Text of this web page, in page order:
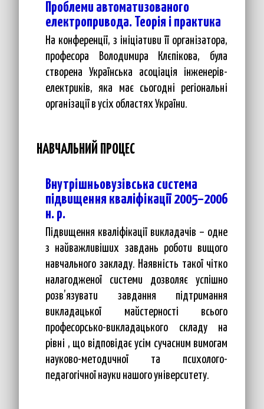
Проблеми автоматизованого
електропривода. Теорія і практика
На конференції, з ініціативи її організатора,
професора Володимира Клєпікова, була
створена Українська асоціація інженерів-
електриків, яка має сьогодні регіональні
організації в усіх областях України.
НАВЧАЛЬНИЙ ПРОЦЕС
Внутрішньовузівська система
підвищення кваліфікації 2005–2006
н. р.
Підвищення кваліфікації викладачів – одне
з найважливіших завдань роботи вищого
навчального закладу. Наявність такої чітко
налагодженої системи дозволяє успішно
розв’язувати завдання підтримання
викладацької майстерності всього
професорсько-викладацького складу на
рівні , що відповідає усім сучасним вимогам
науково-методичної та психолого-
педагогічної науки нашого університету.